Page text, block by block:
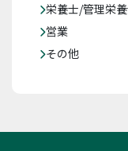
栄養士/管理栄
営業
その他